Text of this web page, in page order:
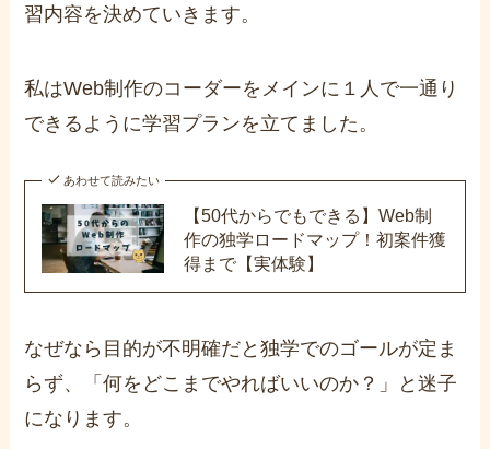
習内容を決めていきます。
私はWeb制作のコーダーをメインに１人で一通り
できるように学習プランを立てました。
あわせて読みたい
【50代からでもできる】Web制
作の独学ロードマップ！初案件獲
得まで【実体験】
なぜなら目的が不明確だと独学でのゴールが定ま
らず、「何をどこまでやればいいのか？」と迷子
になります。